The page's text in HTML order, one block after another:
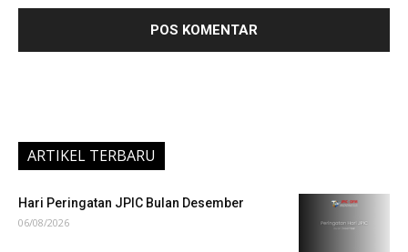
ARTIKEL TERBARU
Hari Peringatan JPIC Bulan Desember
06/08/2026